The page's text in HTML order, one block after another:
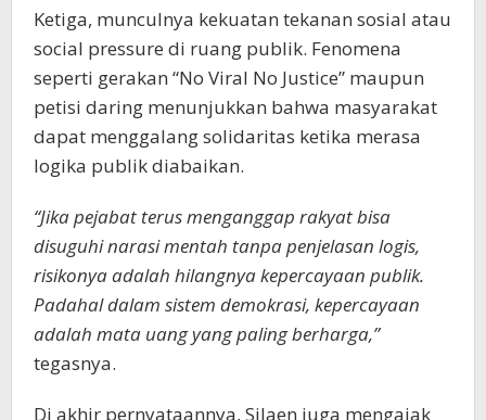
Ketiga, munculnya kekuatan tekanan sosial atau
social pressure di ruang publik. Fenomena
seperti gerakan “No Viral No Justice” maupun
petisi daring menunjukkan bahwa masyarakat
dapat menggalang solidaritas ketika merasa
logika publik diabaikan.
“Jika pejabat terus menganggap rakyat bisa
disuguhi narasi mentah tanpa penjelasan logis,
risikonya adalah hilangnya kepercayaan publik.
Padahal dalam sistem demokrasi, kepercayaan
adalah mata uang yang paling berharga,”
tegasnya.
Di akhir pernyataannya, Silaen juga mengajak